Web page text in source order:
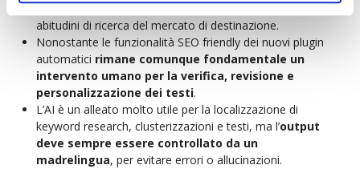
localizzati e una struttura dei contenuti allineata con le
abitudini di ricerca del mercato di destinazione.
Nonostante le funzionalità SEO friendly dei nuovi plugin
automatici rimane comunque fondamentale un
intervento umano per la verifica, revisione e
personalizzazione dei testi.
L’AI è un alleato molto utile per la localizzazione di
keyword research, clusterizzazioni e testi, ma l’output
deve sempre essere controllato da un
madrelingua, per evitare errori o allucinazioni.